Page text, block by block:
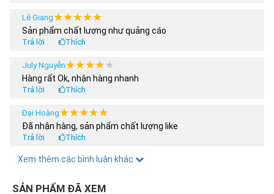
Lê Giang★★★★★
★★★★★
Sản phẩm chất lượng như quảng cáo
Trả lời Thích
July Nguyễn★★★★★
★★★★★
Hàng rất Ok, nhận hàng nhanh
Trả lời Thích
Đại Hoàng★★★★★
★★★★★
Đã nhận hàng, sản phẩm chất lượng like
Trả lời Thích
Hoàng Anh ★★★★★
★★★★★
mại 30% ko shop
Xem thêm các bình luận khác
SẢN PHẨM ĐÃ XEM